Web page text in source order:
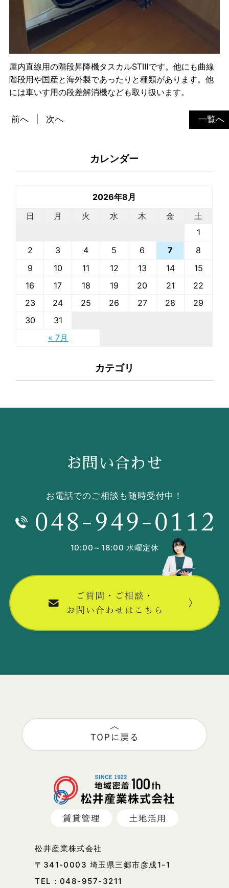
屋内直線用の階段昇降機タスカルSTⅢです。他にも曲線
階段用や国産と海外製であったりと種類があります。他
には車いす用の段差解消機なども取り扱います。
一覧へ
前へ 次へ
カレンダー
2026年8月
日
月 火 水 木 金 土
« 7月
1
2
3 4 5 6 7
8
9
10 11 12 13 14
15
16
17 18 19 20 21
22
23
24 25 26 27 28
29
30
31
カテゴリ
お問い合わせ
お電話でのご相談も随時受付中！
10:00～18:00 水曜定休
松井産業株式会社
〒341-0003 埼玉県三郷市彦成1-1
TEL： 048-957-3211